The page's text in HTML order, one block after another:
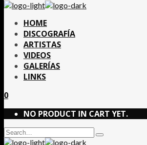
HOME
DISCOGRAFÍA
ARTISTAS
VIDEOS
GALERÍAS
LINKS
0
NO PRODUCT IN CART YET.
Search
for:
Type